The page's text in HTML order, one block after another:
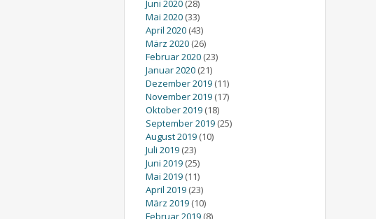
Juni 2020 (28)
Mai 2020 (33)
April 2020 (43)
März 2020 (26)
Februar 2020 (23)
Januar 2020 (21)
Dezember 2019 (11)
November 2019 (17)
Oktober 2019 (18)
September 2019 (25)
August 2019 (10)
Juli 2019 (23)
Juni 2019 (25)
Mai 2019 (11)
April 2019 (23)
März 2019 (10)
Februar 2019 (8)